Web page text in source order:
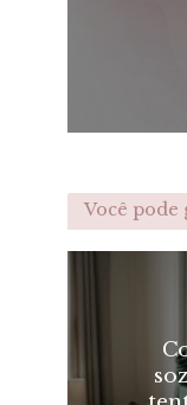
Você pode